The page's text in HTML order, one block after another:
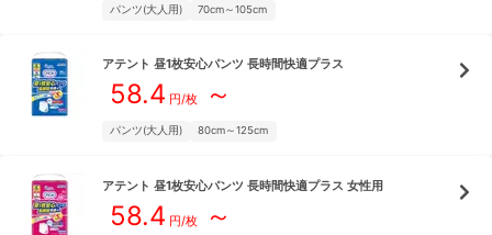
パンツ(大人用) 70cm～105cm
アテント 昼1枚安心パンツ 長時間快適プラス
58.4 円/枚～
パンツ(大人用) 80cm～125cm
アテント 昼1枚安心パンツ 長時間快適プラス 女性用
58.4 円/枚～